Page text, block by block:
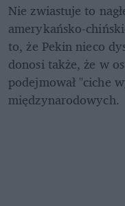
Nie zwiastuje to
amerykańsko-
to, że Pekin nieco
donosi także, że w
podejmował "ciche
międzynarodowych.